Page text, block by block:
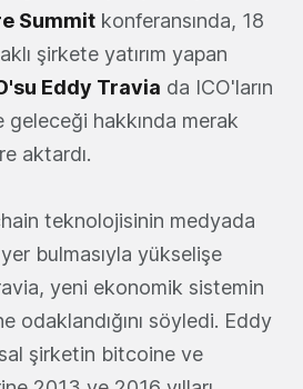
Summit konferansında, 18
şirkete yatırım yapan
Eddy Travia da ICO'ların
geleceği hakkında merak
aktardı.
teknolojisinin medyada
bulmasıyla yükselişe
yeni ekonomik sistemin
odaklandığını söyledi. Eddy
şirketin bitcoine ve